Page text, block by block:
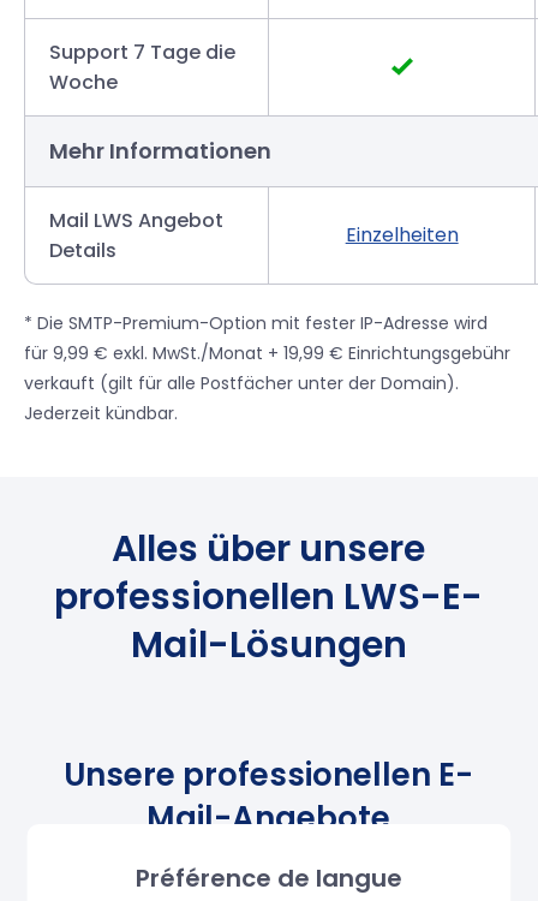
Support 7 Tage die
Woche
Mehr Informationen
Mail LWS Angebot
Details
Einzelheiten
* Die SMTP-Premium-Option mit fester IP-Adresse wird
für 9,99 € exkl. MwSt./Monat + 19,99 € Einrichtungsgebühr
verkauft (gilt für alle Postfächer unter der Domain).
Jederzeit kündbar.
Alles über unsere
professionellen LWS-E-
Mail-Lösungen
Unsere professionellen E-
Mail-Angebote
LWS bietet verschiedene professionelle E-Mail-
Préférence de langue